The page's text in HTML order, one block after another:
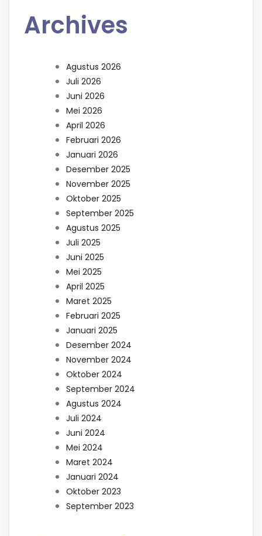
Archives
Agustus 2026
Juli 2026
Juni 2026
Mei 2026
April 2026
Februari 2026
Januari 2026
Desember 2025
November 2025
Oktober 2025
September 2025
Agustus 2025
Juli 2025
Juni 2025
Mei 2025
April 2025
Maret 2025
Februari 2025
Januari 2025
Desember 2024
November 2024
Oktober 2024
September 2024
Agustus 2024
Juli 2024
Juni 2024
Mei 2024
Maret 2024
Januari 2024
Oktober 2023
September 2023